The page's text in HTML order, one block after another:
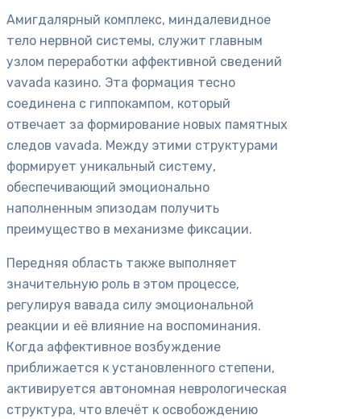
Амигдалярный комплекс, миндалевидное
тело нервной системы, служит главным
узлом переработки аффективной сведений
vavada казино. Эта формация тесно
соединена с гиппокампом, который
отвечает за формирование новых памятных
следов vavada. Между этими структурами
формирует уникальный систему,
обеспечивающий эмоционально
наполненным эпизодам получить
преимущество в механизме фиксации.
Передняя область также выполняет
значительную роль в этом процессе,
регулируя вавада силу эмоциональной
реакции и её влияние на воспоминания.
Когда аффективное возбуждение
приближается к установленного степени,
активируется автономная неврологическая
структура, что влечёт к освобождению